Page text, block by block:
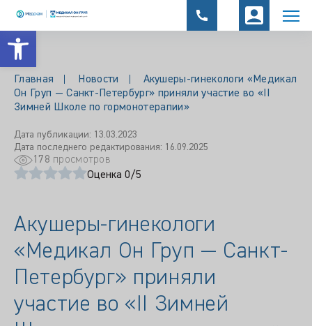
Открыть панель инструментов
Главная Новости
Акушеры-гинекологи «Медикал
Он Груп — Санкт-Петербург» приняли участие во «II
Зимней Школе по гормонотерапии»
Дата публикации: 13.03.2023
Дата последнего редактирования: 16.09.2025
178 просмотров
Оценка 0/5
Акушеры-гинекологи
«Медикал Он Груп — Санкт-
Петербург» приняли
участие во «II Зимней